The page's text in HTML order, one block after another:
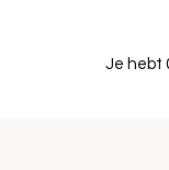
Je hebt